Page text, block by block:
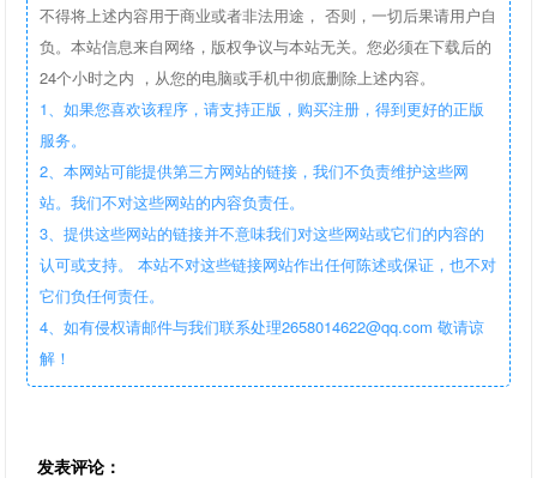
不得将上述内容用于商业或者非法用途， 否则，一切后果请用户自
负。本站信息来自网络，版权争议与本站无关。您必须在下载后的
24个小时之内 ，从您的电脑或手机中彻底删除上述内容。
1、如果您喜欢该程序，请支持正版，购买注册，得到更好的正版
服务。
2、本网站可能提供第三方网站的链接，我们不负责维护这些网
站。我们不对这些网站的内容负责任。
3、提供这些网站的链接并不意味我们对这些网站或它们的内容的
认可或支持。 本站不对这些链接网站作出任何陈述或保证，也不对
它们负任何责任。
4、如有侵权请邮件与我们联系处理2658014622@qq.com 敬请谅
解！
发表评论：